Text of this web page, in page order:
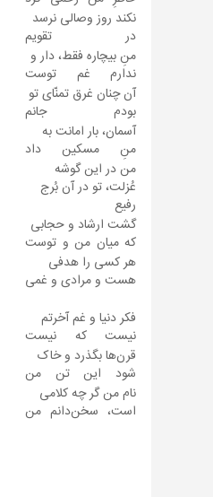
نکند روز وصالی نرسد
در تقویم
منِ بیچاره فقط، دار و
ندارم غم توست
آن چنان غرق تمنّای تو
بودم جانم
آسمان، بار امانت به
منِ مسکین داد
من در این گوشه
عُزلت، تو در آن بُرج
رفیع
گشت ارشاد و حجابی
که میان من و توست
هر کسی را هدفی
هست و مرادی و غمی
فکر دنیا و غم آخرتم
نیست که نیست
قرن‌ها بگذرد و خاک
شود این تن من
نام من گر چه کلامی
است، سخن‌دانم من